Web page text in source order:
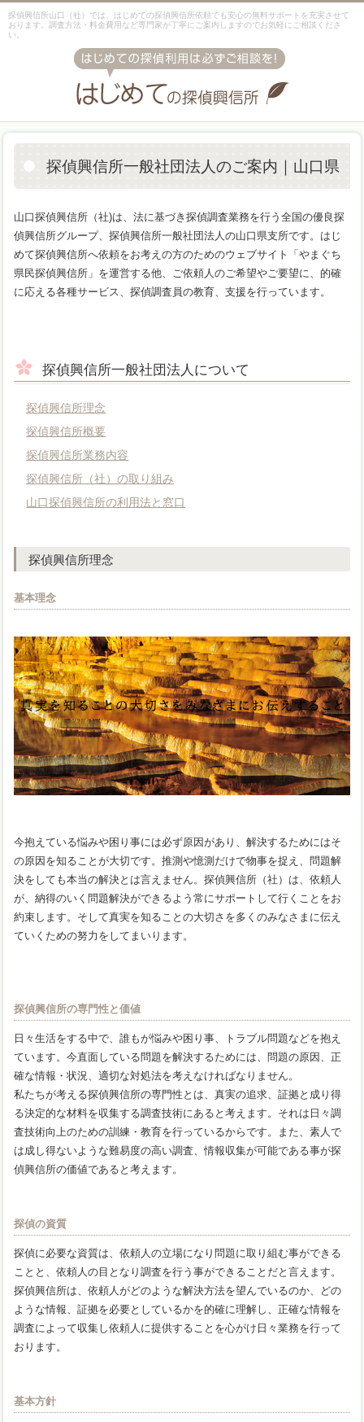
探偵興信所一般社団法人のご案内｜山口県
山口探偵興信所（社)は、法に基づき探偵調査業務を行う全国の優良探
偵興信所グループ、探偵興信所一般社団法人の山口県支所です。はじ
めて探偵興信所へ依頼をお考えの方のためのウェブサイト「やまぐち
県民探偵興信所」を運営する他、ご依頼人のご希望やご要望に、的確
に応える各種サービス、探偵調査員の教育、支援を行っています。
探偵興信所一般社団法人について
探偵興信所理念
探偵興信所概要
探偵興信所業務内容
探偵興信所（社）の取り組み
山口探偵興信所の利用法と窓口
探偵興信所理念
基本理念
今抱えている悩みや困り事には必ず原因があり、解決するためにはそ
の原因を知ることが大切です。推測や憶測だけで物事を捉え、問題解
決をしても本当の解決とは言えません。探偵興信所（社）は、依頼人
が、納得のいく問題解決ができるよう常にサポートして行くことをお
約束します。そして真実を知ることの大切さを多くのみなさまに伝え
ていくための努力をしてまいります。
探偵興信所の専門性と価値
日々生活をする中で、誰もが悩みや困り事、トラブル問題などを抱え
ています。今直面している問題を解決するためには、問題の原因、正
確な情報・状況、適切な対処法を考えなければなりません。
私たちが考える探偵興信所の専門性とは、真実の追求、証拠と成り得
る決定的な材料を収集する調査技術にあると考えます。それは日々調
査技術向上のための訓練・教育を行っているからです。また、素人で
は成し得ないような難易度の高い調査、情報収集が可能である事が探
偵興信所の価値であると考えます。
探偵の資質
探偵に必要な資質は、依頼人の立場になり問題に取り組む事ができる
ことと、依頼人の目となり調査を行う事ができることだと言えます。
探偵興信所は、依頼人がどのような解決方法を望んでいるのか、どの
ような情報、証拠を必要としているかを的確に理解し、正確な情報を
調査によって収集し依頼人に提供することを心がけ日々業務を行って
おります。
基本方針
探偵興信所山口（社）では、はじめての探偵興信所依頼でも安心の無料サポートを充実させて
おります。調査方法・料金費用など専門家が丁寧にご案内しますのでお気軽にご相談くださ
い。